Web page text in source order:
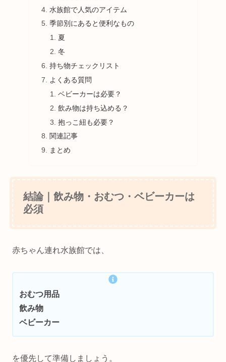
水族館で人気のアイテム
季節別にあると便利なもの
夏
冬
持ち物チェックリスト
よくある質問
ベビーカーは必要？
飲み物は持ち込める？
抱っこ紐も必要？
関連記事
まとめ
結論｜飲み物・おむつ・ベビーカーは
必須
赤ちゃん連れ水族館では、
おむつ用品
飲み物
ベビーカー
を優先して準備しましょう。